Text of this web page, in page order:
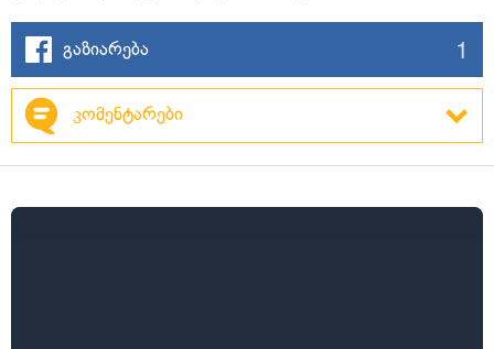
გაზიარება 1
კომენტარები